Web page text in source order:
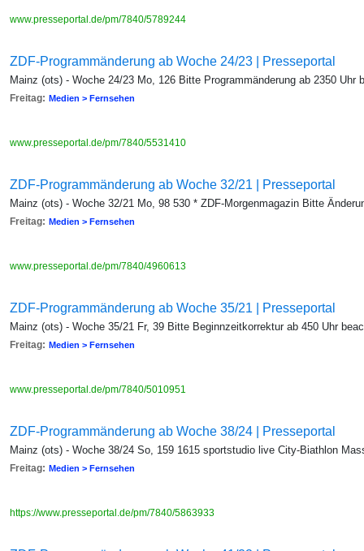
www.presseportal.de/pm/7840/5789244
ZDF-Programmänderung ab Woche 24/23 | Presseportal
Mainz (ots) - Woche 24/23 Mo, 126 Bitte Programmänderung ab 2350 Uhr
Freitag: Medien > Fernsehen
www.presseportal.de/pm/7840/5531410
ZDF-Programmänderung ab Woche 32/21 | Presseportal
Mainz (ots) - Woche 32/21 Mo, 98 530 * ZDF-Morgenmagazin Bitte
Freitag: Medien > Fernsehen
www.presseportal.de/pm/7840/4960613
ZDF-Programmänderung ab Woche 35/21 | Presseportal
Mainz (ots) - Woche 35/21 Fr, 39 Bitte Beginnzeitkorrektur ab 450 Uhr
Freitag: Medien > Fernsehen
www.presseportal.de/pm/7840/5010951
ZDF-Programmänderung ab Woche 38/24 | Presseportal
Mainz (ots) - Woche 38/24 So, 159 1615 sportstudio live City-Biathlon
Freitag: Medien > Fernsehen
https://www.presseportal.de/pm/7840/5863933